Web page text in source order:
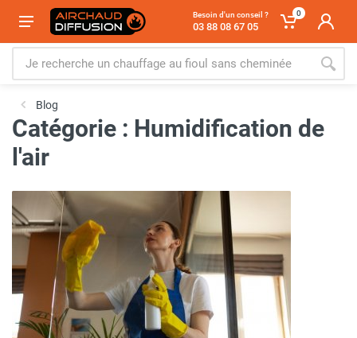
Besoin d'un conseil ?
03 88 08 67 05
0
Blog
Catégorie : Humidification de
l'air